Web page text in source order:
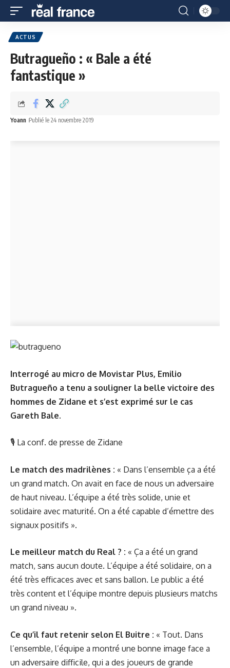
ACTUS
Butragueño : « Bale a été
fantastique »
Yoann Publié le 24 novembre 2019
Interrogé au micro de Movistar Plus, Emilio
Butragueño a tenu a souligner la belle victoire des
hommes de Zidane et s’est exprimé sur le cas
Gareth Bale.
🎙 La conf. de presse de Zidane
Le match des madrilènes : « Dans l’ensemble ça a été
un grand match. On avait en face de nous un adversaire
de haut niveau. L’équipe a été très solide, unie et
solidaire avec maturité. On a été capable d’émettre des
signaux positifs ».
Le meilleur match du Real ? : « Ça a été un grand
match, sans aucun doute. L’équipe a été solidaire, on a
été très efficaces avec et sans ballon. Le public a été
très content et l’équipe montre depuis plusieurs matchs
un grand niveau ».
Ce qu’il faut retenir selon El Buitre : « Tout. Dans
l’ensemble, l’équipe a montré une bonne image face a
un adversaire difficile, qui a des joueurs de grande